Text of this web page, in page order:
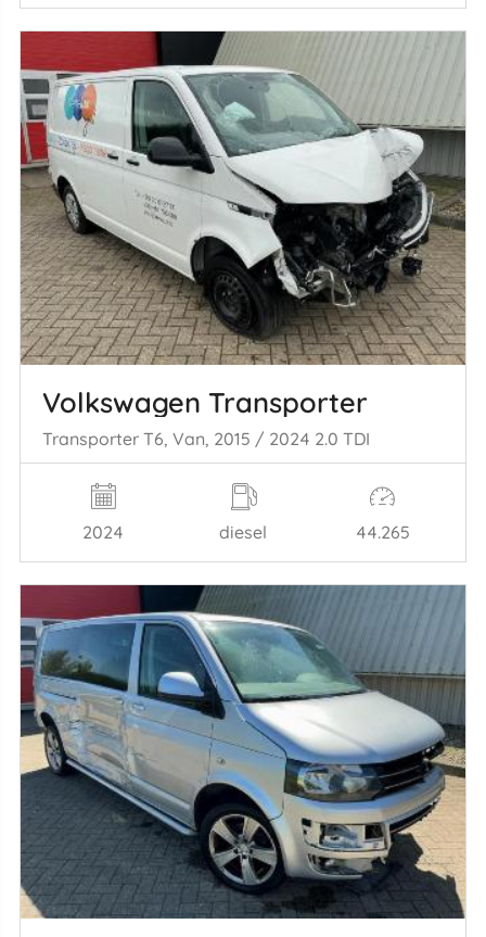
Volkswagen Transporter
Transporter T6, Van, 2015 / 2024 2.0 TDI
2024 diesel 44.265